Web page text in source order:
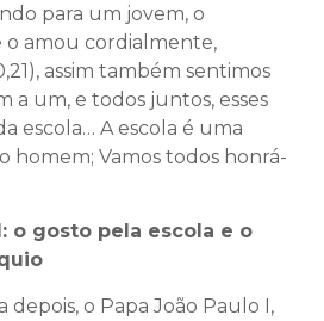
para um jovem, o
o amou cordialmente,
assim também sentimos
a um, e todos juntos, esses
escola… A escola é uma
homem; Vamos todos honrá-
o gosto pela escola e o
depois, o Papa João Paulo I,